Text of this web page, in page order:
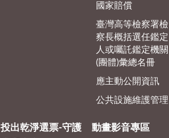
國家賠償
臺灣高等檢察署檢
察長概括選任鑑定
人或囑託鑑定機關
(團體)彙總名冊
應主動公開資訊
公共設施維護管理
投出乾淨選票-守護
動畫影音專區